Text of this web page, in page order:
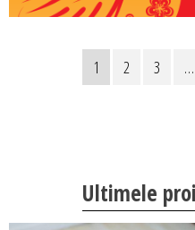
1 2 3 …
Ultimele